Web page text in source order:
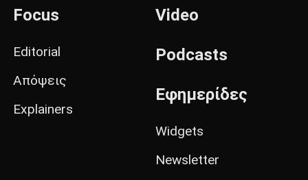
Focus
Editorial
Απόψεις
Explainers
Video
Podcasts
Εφημερίδες
Widgets
Newsletter